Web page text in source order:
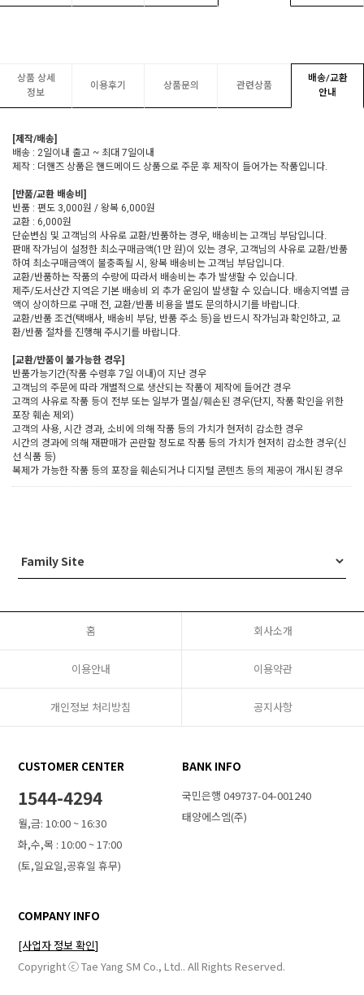
상품 상세
정보
이용후기 상품문의 관련상품
배송/교환
안내
[제작/배송]
배송 : 2일이내 출고 ~ 최대 7일이내
제작 : 더핸즈 상품은 핸드메이드 상품으로 주문 후 제작이 들어가는 작품입니다.
[반품/교환 배송비]
반품 : 편도 3,000원 / 왕복 6,000원
교환 : 6,000원
단순변심 및 고객님의 사유로 교환/반품하는 경우, 배송비는 고객님 부담입니다.
판매 작가님이 설정한 최소구매금액(1만 원)이 있는 경우, 고객님의 사유로 교환/반품
하여 최소구매금액이 불충족될 시, 왕복 배송비는 고객님 부담입니다.
교환/반품하는 작품의 수량에 따라서 배송비는 추가 발생할 수 있습니다.
제주/도서산간 지역은 기본 배송비 외 추가 운임이 발생할 수 있습니다. 배송지역별 금
액이 상이하므로 구매 전, 교환/반품 비용을 별도 문의하시기를 바랍니다.
교환/반품 조건(택배사, 배송비 부담, 반품 주소 등)을 반드시 작가님과 확인하고, 교
환/반품 절차를 진행해 주시기를 바랍니다.
[교환/반품이 불가능한 경우]
반품가능기간(작품 수령후 7일 이내)이 지난 경우
고객님의 주문에 따라 개별적으로 생산되는 작품이 제작에 들어간 경우
고객의 사유로 작품 등이 전부 또는 일부가 멸실/훼손된 경우(단지, 작품 확인을 위한
포장 훼손 제외)
고객의 사용, 시간 경과, 소비에 의해 작품 등의 가치가 현저히 감소한 경우
시간의 경과에 의해 재판매가 곤란할 정도로 작품 등의 가치가 현저히 감소한 경우(신
선 식품 등)
복제가 가능한 작품 등의 포장을 훼손되거나 디지털 콘텐츠 등의 제공이 개시된 경우
홈 회사소개
이용안내 이용약관
개인정보 처리방침 공지사항
CUSTOMER CENTER
1544-4294
월,금: 10:00 ~ 16:30
화,수,목 : 10:00 ~ 17:00
(토,일요일,공휴일 휴무)
BANK INFO
국민은행 049737-04-001240
태양에스엠(주)
COMPANY INFO
[사업자 정보 확인]
Copyright ⓒ Tae Yang SM Co., Ltd.. All Rights Reserved.